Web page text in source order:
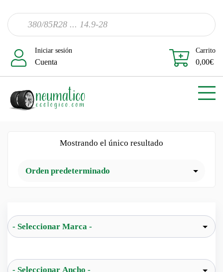
Iniciar sesión
Cuenta
Carrito
0,00€
Mostrando el único resultado